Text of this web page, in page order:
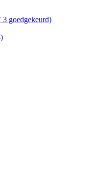
3 goedgekeurd)